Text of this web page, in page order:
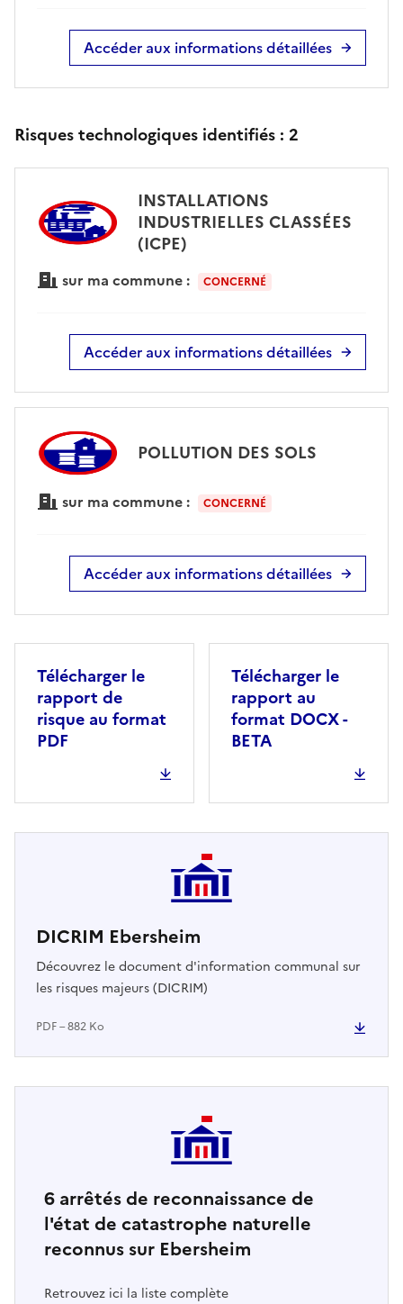
Accéder aux informations détaillées
Risques technologiques identifiés : 2
INSTALLATIONS
INDUSTRIELLES CLASSÉES
(ICPE)
sur ma commune : CONCERNÉ
Accéder aux informations détaillées
POLLUTION DES SOLS
sur ma commune : CONCERNÉ
Accéder aux informations détaillées
Télécharger le
rapport de
risque au format
PDF
Télécharger le
rapport au
format DOCX -
BETA
DICRIM Ebersheim
PDF – 882 Ko
Découvrez le document d'information communal sur
les risques majeurs (DICRIM)
6 arrêtés de reconnaissance de
l'état de catastrophe naturelle
reconnus sur Ebersheim
Retrouvez ici la liste complète